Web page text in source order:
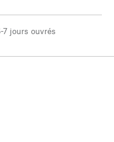
jours ouvrés